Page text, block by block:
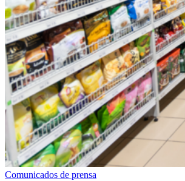
Comunicados de prensa